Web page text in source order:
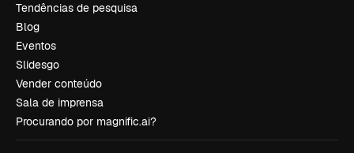
Tendências de pesquisa
Blog
Eventos
Slidesgo
Vender conteúdo
Sala de imprensa
Procurando por magnific.ai?